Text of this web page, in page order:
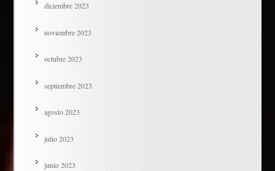
diciembre 2023
noviembre 2023
octubre 2023
septiembre 2023
agosto 2023
julio 2023
junio 2023